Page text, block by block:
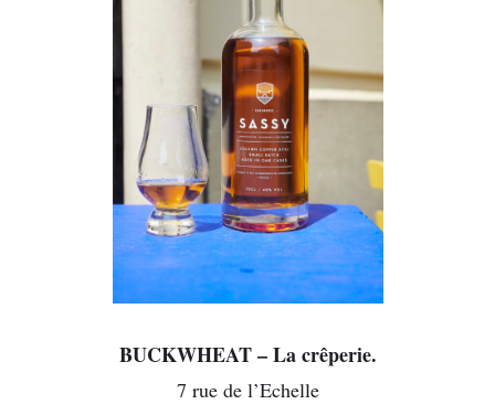
BUCKWHEAT – La crêperie.
7 rue de l’Echelle